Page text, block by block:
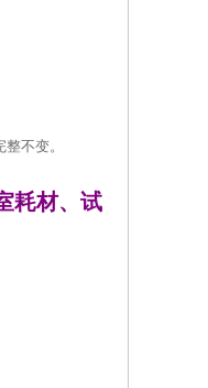
不变。
耗材、试